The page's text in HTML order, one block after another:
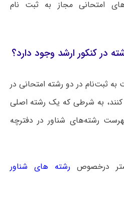
امتحانی مجاز به ثبت نام
در کنکور ارشد وجود دارد؟
به ثبت‌نام در دو رشته امتحانی در
کنند، به شرطی که یک رشته اصلی
رشته‌های شناور در دفترچه
درخصوص رشته های شناور